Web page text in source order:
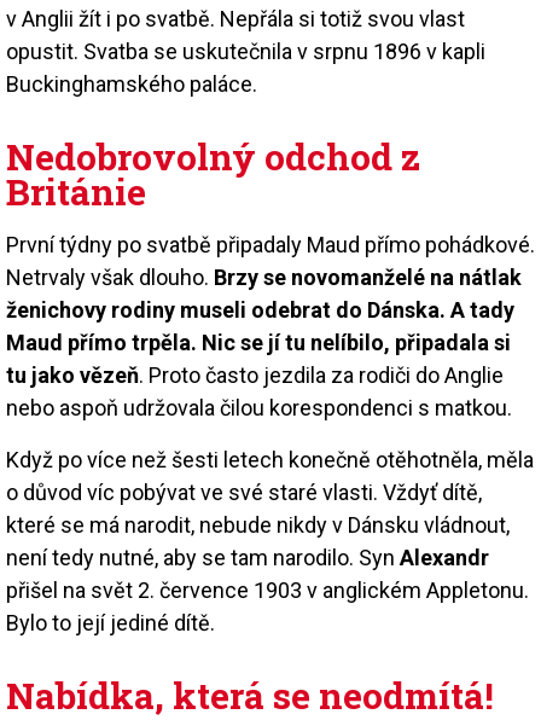
v Anglii žít i po svatbě. Nepřála si totiž svou vlast
opustit. Svatba se uskutečnila v srpnu 1896 v kapli
Buckinghamského paláce.
Nedobrovolný odchod z
Británie
První týdny po svatbě připadaly Maud přímo pohádkové.
Netrvaly však dlouho. Brzy se novomanželé na nátlak
ženichovy rodiny museli odebrat do Dánska. A tady
Maud přímo trpěla. Nic se jí tu nelíbilo, připadala si
tu jako vězeň. Proto často jezdila za rodiči do Anglie
nebo aspoň udržovala čilou korespondenci s matkou.
Když po více než šesti letech konečně otěhotněla, měla
o důvod víc pobývat ve své staré vlasti. Vždyť dítě,
které se má narodit, nebude nikdy v Dánsku vládnout,
není tedy nutné, aby se tam narodilo. Syn Alexandr
přišel na svět 2. července 1903 v anglickém Appletonu.
Bylo to její jediné dítě.
Nabídka, která se neodmítá!